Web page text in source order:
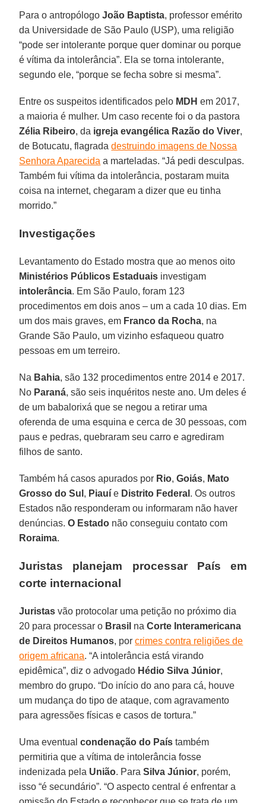
Para o antropólogoJoão Baptista, professor emérito
da Universidade de São Paulo (USP), uma religião
“pode ser intolerante porque quer dominar ou porque
é vítima da intolerância”. Ela se torna intolerante,
segundo ele, “porque se fecha sobre si mesma”.
Entre os suspeitos identificados pelo MDH em 2017,
a maioria é mulher. Um caso recente foi o da pastora
Zélia Ribeiro, da igreja evangélica Razão do Viver,
de Botucatu, flagradadestruindo imagens de Nossa
Senhora Aparecida a marteladas. “Já pedi desculpas.
Também fui vítima da intolerância, postaram muita
coisa na internet, chegaram a dizer que eu tinha
morrido.”
Investigações
Levantamento do Estado mostra que ao menos oito
Ministérios Públicos Estaduais investigam
intolerância. Em São Paulo, foram 123
procedimentos em dois anos – um a cada 10 dias. Em
um dos mais graves, em Franco da Rocha, na
Grande São Paulo, um vizinho esfaqueou quatro
pessoas em um terreiro.
Na Bahia, são 132 procedimentos entre 2014 e 2017.
No Paraná, são seis inquéritos neste ano. Um deles é
de um babalorixá que se negou a retirar uma
oferenda de uma esquina e cerca de 30 pessoas, com
paus e pedras, quebraram seu carro e agrediram
filhos de santo.
Também há casos apurados por Rio,Goiás, Mato
Grosso do Sul , Piauí e Distrito Federal . Os outros
Estados não responderam ou informaram não haver
denúncias.O Estado não conseguiu contato com
Roraima.
Juristas planejam processar País em
corte internacional
Juristas vão protocolar uma petição no próximo dia
20 para processar o Brasil naCorte Interamericana
de Direitos Humanos, porcrimes contra religiões de
origem africana. “A intolerância está virando
epidêmica”, diz o advogado Hédio Silva Júnior,
membro do grupo. “Do início do ano para cá, houve
um mudança do tipo de ataque, com agravamento
para agressões físicas e casos de tortura.”
Uma eventualcondenação do País também
permitiria que a vítima de intolerância fosse
indenizada pela União. ParaSilva Júnior, porém,
isso “é secundário”. “O aspecto central é enfrentar a